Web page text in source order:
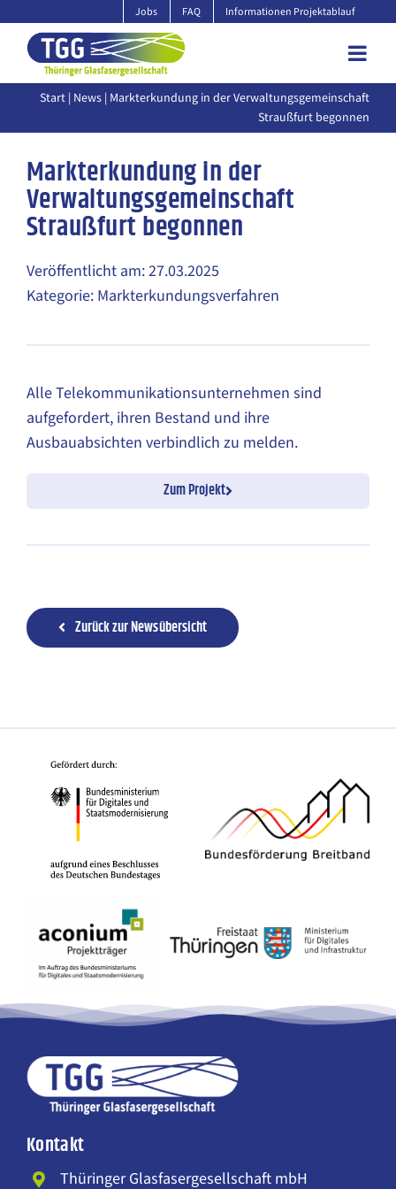
Inhalt
springen
Jobs FAQ Informationen Projektablauf
Start | News | Markterkundung in der Verwaltungsgemeinschaft
Straußfurt begonnen
Markterkundung in der
Verwaltungsgemeinschaft
Straußfurt begonnen
Veröffentlicht am: 27.03.2025
Kategorie: Markterkundungsverfahren
Alle Telekommunikationsunternehmen sind
aufgefordert, ihren Bestand und ihre
Ausbauabsichten verbindlich zu melden.
Zum Projekt
Zurück zur Newsübersicht
Kontakt
Thüringer Glasfasergesellschaft mbH